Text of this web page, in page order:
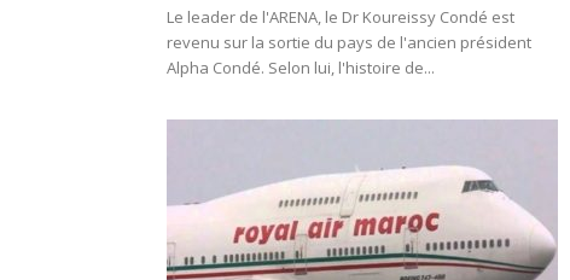
Le leader de l'ARENA, le Dr Koureissy Condé est
revenu sur la sortie du pays de l'ancien président
Alpha Condé. Selon lui, l'histoire de...